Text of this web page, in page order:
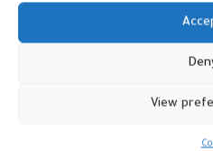
View
الرابع والخامس
السقوط تقوم الساعة
تحديد مكان الشخص